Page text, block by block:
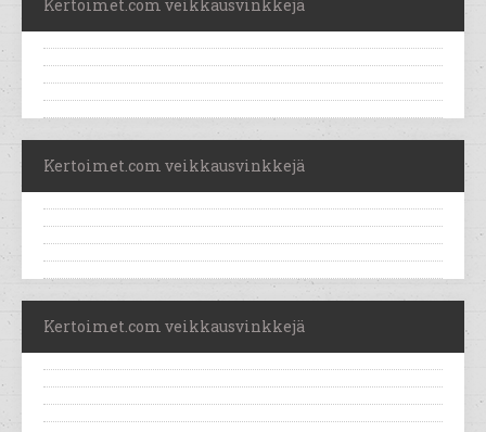
Kertoimet.com veikkausvinkkejä
Kertoimet.com veikkausvinkkejä
Kertoimet.com veikkausvinkkejä